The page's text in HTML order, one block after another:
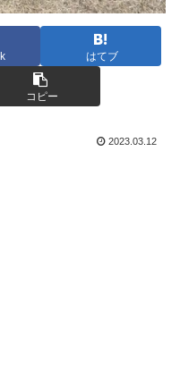
はてブ
コピー
2023.03.12